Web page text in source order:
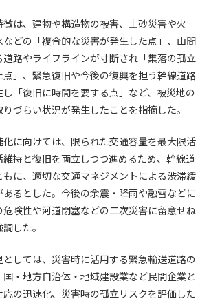
は、建物や構造物の被害、土砂災害や火
どの「複合的な災害が発生した点」、山間
路やライフラインが寸断され「集落の孤立
」、緊急復旧や今後の復興を担う幹線道路
「復旧に時間を要する点」など、被災地の
づらい状況が発生したことを指摘した。
に向けては、限られた交通容量を最大限活
持と復旧を両立しつつ進めるため、幹線道
に、適切な交通マネジメントによる渋滞緩
るとした。今後の余震・降雨や融雪などに
危険性や河道閉塞などの二次災害に留意せね
した。
しては、災害時に活用する緊急輸送道路の
・地方自治体・地域建設業など民間企業と
の迅速化、災害時の孤立リスクを評価した
よび資格の取り消し）
承諾の上、所定の会員申込手続きを完了
承認した者をいいます。
と登録）
り審査の結果、会員申込みをした者が以下
承認しないことがあります。
した者が実在しなかった場合
た場合/li>
際、申告事項に虚偽があった場合
理者所定の手続き通りに会員申込手続き処
た場合
あっても承認した会員が前項の何れかに該
した場合、会員資格を取り消すことがあり